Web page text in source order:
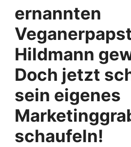
ernannten
Hildmann
Doch jetzt
sein eigenes
schaufeln!